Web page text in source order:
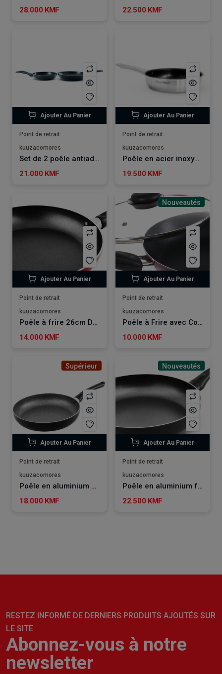
28.000 KMF 22.500 KMF
Ajouter Au Panier
Point de retrait
kuuzacomores
Set de 2 poêle antiadhesives en aluminium forgé 24CM et 28 CM Durand Dupont
21.000 KMF
Ajouter Au Panier
Point de retrait
kuuzacomores
Poêle en acier inoxydable 24CM Durand-Dupont
19.500 KMF
Ajouter Au Panier
Point de retrait
kuuzacomores
Poêle à frire 26cm DELCASA
14.000 KMF
Nouveautés
Ajouter Au Panier
Point de retrait
kuuzacomores
Poêle à Frire avec Couvercle 24 cm - ROYALFORD
10.000 KMF
Supérieur
Ajouter Au Panier
Point de retrait
kuuzacomores
Poêle en aluminium 24cm Kitchencook
18.000 KMF
Nouveautés
Ajouter Au Panier
Point de retrait
kuuzacomores
Poêle en aluminium forgé 28CM KITCHENCOOK
22.500 KMF
RESTEZ INFORMÉ DE DERNIERS PRODUITS AJOUTÉS SUR
LE SITE
Abonnez-vous à notre
newsletter